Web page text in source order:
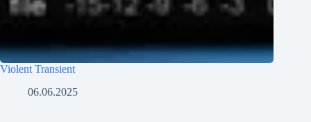
Violent Transient
06.06.2025